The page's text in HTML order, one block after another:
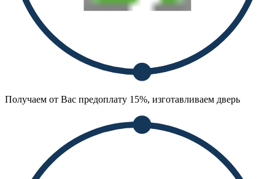
Получаем от Вас предоплату 15%, изготавливаем дверь